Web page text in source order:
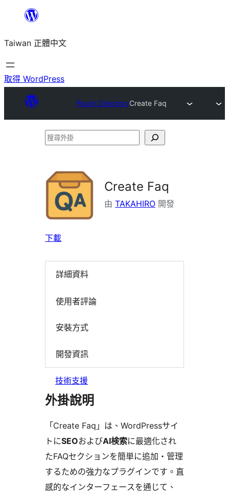
主
要
內
Taiwan 正體中文
取得 WordPress
Plugin DirectoryCreate Faq
搜
掛
Create Faq
由 TAKAHIRO 開發
下載
詳細資料
使用者評論
安裝方式
開發資訊
技術支援
外掛說明
「Create Faq」は、WordPressサイ
トにSEOおよびAI検索に最適化され
たFAQセクションを簡単に追加・管理
するための強力なプラグインです。直
感的なインターフェースを通じて、